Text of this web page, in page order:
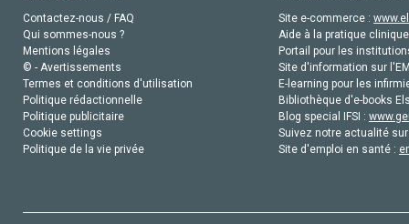
Contactez-nous / FAQ
Qui sommes-nous ?
Mentions légales
© - Avertissements
Termes et conditions d'utilisation
Politique rédactionnelle
Politique publicitaire
Cookie settings
Politique de la vie privée
Site e-commerce :
Aide à la pratique
Portail pour les
Site d'information sur
E-learning pour les
Bibliothèque d'e-books
Blog special IFSI :
Suivez notre actualité
Site d'emploi en santé :